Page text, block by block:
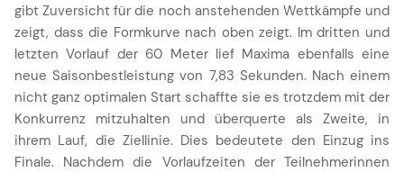
gibt Zuversicht für die noch anstehenden Wettkämpfe und
zeigt, dass die Formkurve nach oben zeigt. Im dritten und
letzten Vorlauf der 60 Meter lief Maxima ebenfalls eine
neue Saisonbestleistung von 7,83 Sekunden. Nach einem
nicht ganz optimalen Start schaffte sie es trotzdem mit der
Konkurrenz mitzuhalten und überquerte als Zweite, in
ihrem Lauf, die Ziellinie. Dies bedeutete den Einzug ins
Finale. Nachdem die Vorlaufzeiten der Teilnehmerinnen